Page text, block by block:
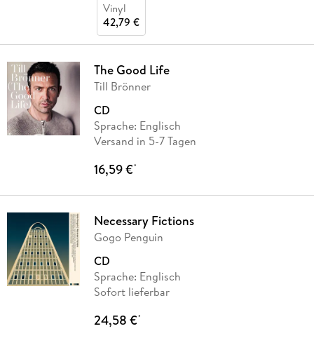
Vinyl
42,79 €
The Good Life
Till Brönner
CD
Sprache: Englisch
Versand in 5-7 Tagen
16,59 €*
Necessary Fictions
Gogo Penguin
CD
Sprache: Englisch
Sofort lieferbar
24,58 €*